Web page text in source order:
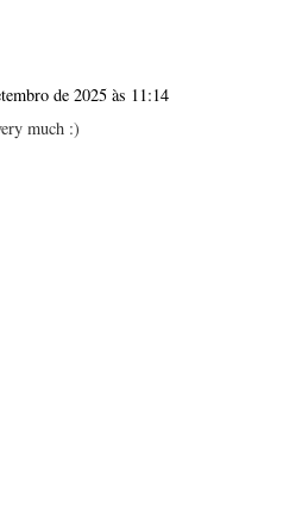
de 2025 às 11:14
much :)